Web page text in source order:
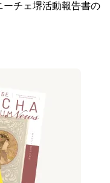
ーチェ堺活動報告書の